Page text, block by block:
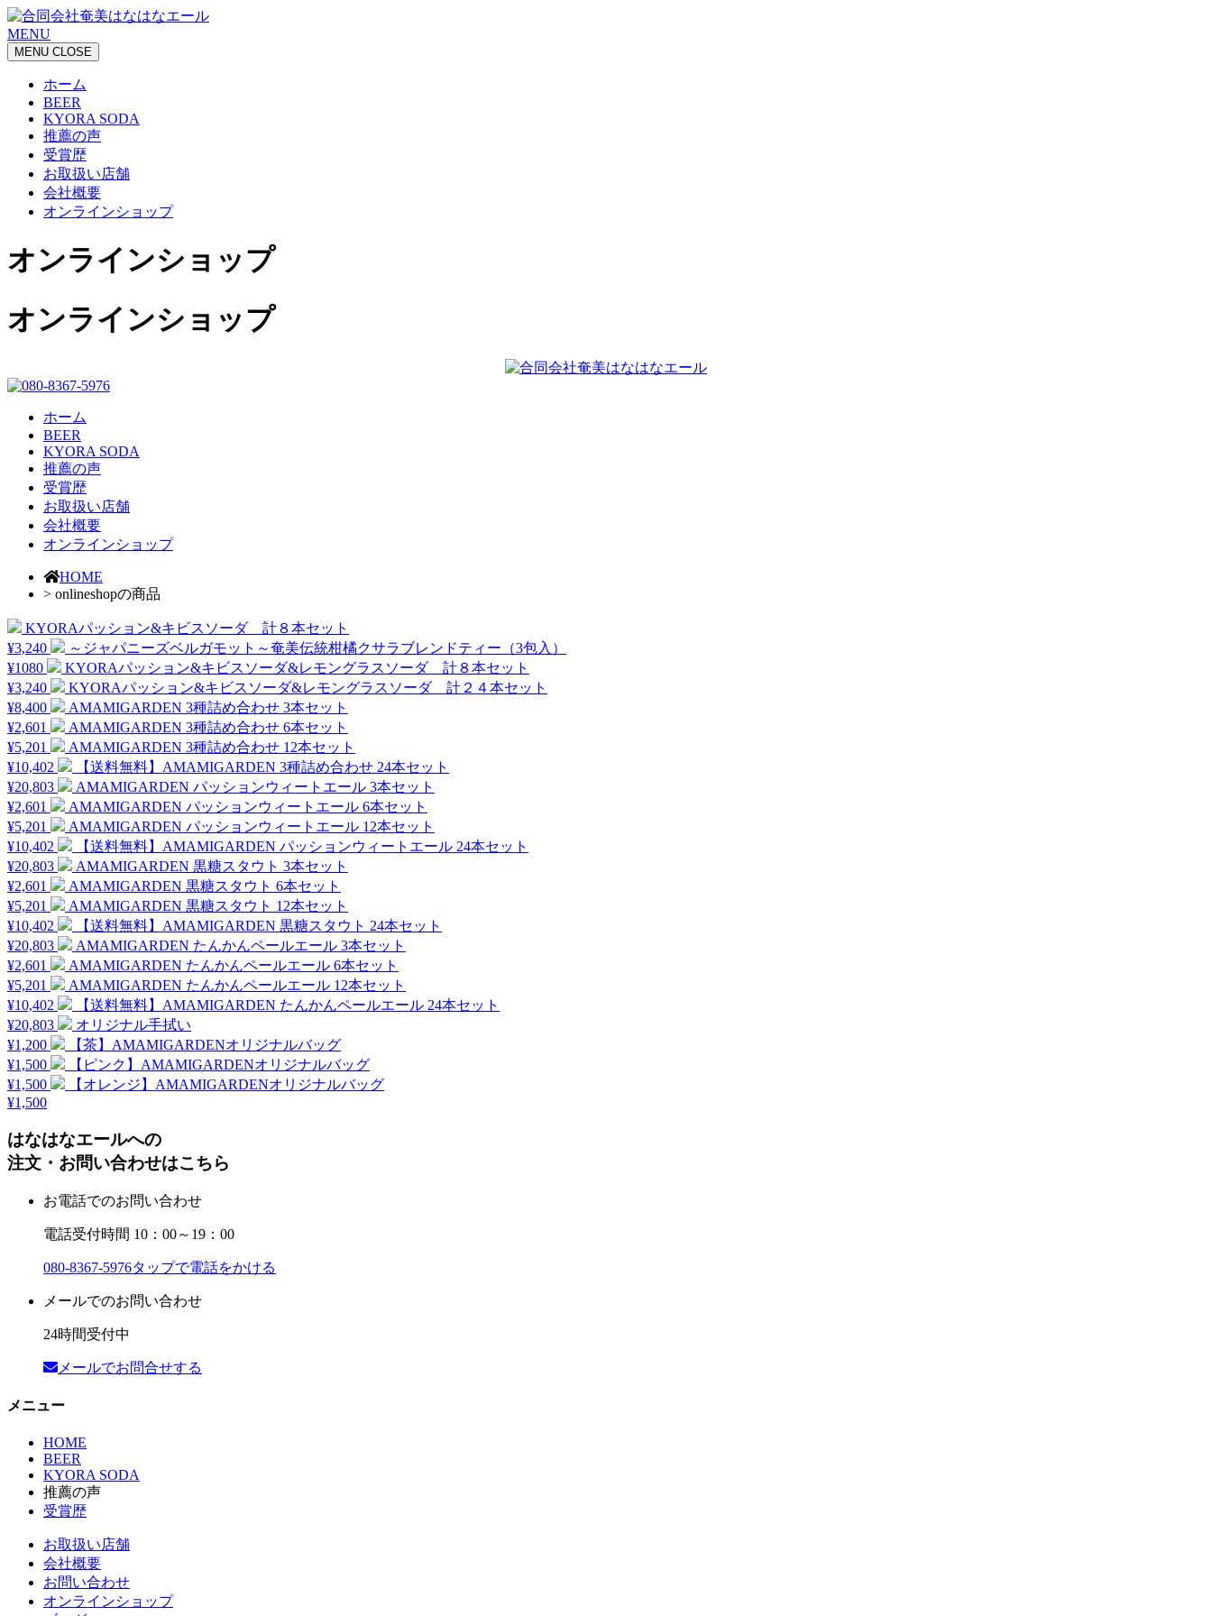
MENU
MENU CLOSE
ホーム
BEER
KYORA SODA
推薦の声
受賞歴
お取扱い店舗
会社概要
オンラインショップ
オンラインショップ
オンラインショップ
ホーム
BEER
KYORA SODA
推薦の声
受賞歴
お取扱い店舗
会社概要
オンラインショップ
HOME
> onlineshopの商品
KYORAパッション&キビスソーダ 計８本セット
¥3,240
～ジャパニーズベルガモット～奄美伝統柑橘クサラブレンドティー（3包入）
¥1080
KYORAパッション&キビスソーダ&レモングラスソーダ 計８本セット
¥3,240
KYORAパッション&キビスソーダ&レモングラスソーダ 計２４本セット
¥8,400
AMAMIGARDEN 3種詰め合わせ 3本セット
¥2,601
AMAMIGARDEN 3種詰め合わせ 6本セット
¥5,201
AMAMIGARDEN 3種詰め合わせ 12本セット
¥10,402
【送料無料】AMAMIGARDEN 3種詰め合わせ 24本セット
¥20,803
AMAMIGARDEN パッションウィートエール 3本セット
¥2,601
AMAMIGARDEN パッションウィートエール 6本セット
¥5,201
AMAMIGARDEN パッションウィートエール 12本セット
¥10,402
【送料無料】AMAMIGARDEN パッションウィートエール 24本セット
¥20,803
AMAMIGARDEN 黒糖スタウト 3本セット
¥2,601
AMAMIGARDEN 黒糖スタウト 6本セット
¥5,201
AMAMIGARDEN 黒糖スタウト 12本セット
¥10,402
【送料無料】AMAMIGARDEN 黒糖スタウト 24本セット
¥20,803
AMAMIGARDEN たんかんペールエール 3本セット
¥2,601
AMAMIGARDEN たんかんペールエール 6本セット
¥5,201
AMAMIGARDEN たんかんペールエール 12本セット
¥10,402
【送料無料】AMAMIGARDEN たんかんペールエール 24本セット
¥20,803
オリジナル手拭い
¥1,200
【茶】AMAMIGARDENオリジナルバッグ
¥1,500
【ピンク】AMAMIGARDENオリジナルバッグ
¥1,500
【オレンジ】AMAMIGARDENオリジナルバッグ
¥1,500
はなはなエールへの
注文・お問い合わせはこちら
お電話でのお問い合わせ
電話受付時間 10：00～19：00
080-8367-5976タップで電話をかける
メールでのお問い合わせ
24時間受付中
メールでお問合せする
メニュー
HOME
BEER
KYORA SODA
推薦の声
受賞歴
お取扱い店舗
会社概要
お問い合わせ
オンラインショップ